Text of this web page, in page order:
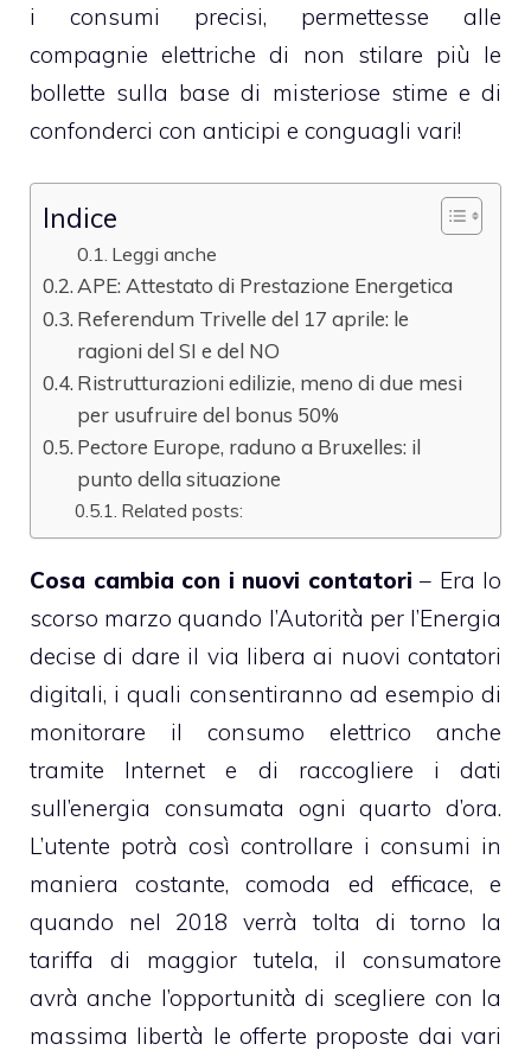
i consumi precisi, permettesse alle
compagnie elettriche di non stilare più le
bollette sulla base di misteriose stime e di
confonderci con anticipi e conguagli vari!
Indice
Leggi anche
APE: Attestato di Prestazione Energetica
Referendum Trivelle del 17 aprile: le
ragioni del SI e del NO
Ristrutturazioni edilizie, meno di due mesi
per usufruire del bonus 50%
Pectore Europe, raduno a Bruxelles: il
punto della situazione
Related posts:
Cosa cambia con i nuovi contatori – Era lo
scorso marzo quando l’Autorità per l’Energia
decise di dare il via libera ai nuovi contatori
digitali, i quali consentiranno ad esempio di
monitorare il consumo elettrico anche
tramite Internet e di raccogliere i dati
sull’energia consumata ogni quarto d’ora.
L’utente potrà così controllare i consumi in
maniera costante, comoda ed efficace, e
quando nel 2018 verrà tolta di torno la
tariffa di maggior tutela, il consumatore
avrà anche l’opportunità di scegliere con la
massima libertà le offerte proposte dai vari